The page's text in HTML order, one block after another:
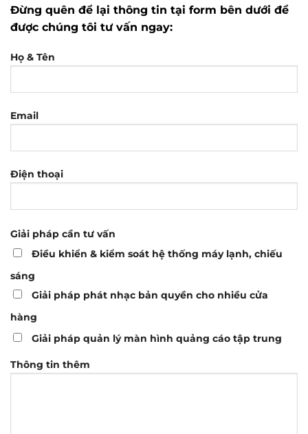
Đừng quên để lại thông tin tại form bên dưới để
được chúng tôi tư vấn ngay:
Họ & Tên
Email
Điện thoại
Giải pháp cần tư vấn
Điều khiển & kiểm soát hệ thống máy lạnh, chiếu
sáng
Giải pháp phát nhạc bản quyền cho nhiều cửa
hàng
Giải pháp quản lý màn hình quảng cáo tập trung
Thông tin thêm